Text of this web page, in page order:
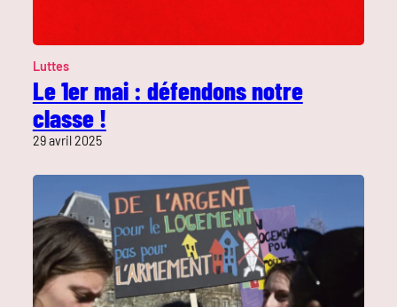
Luttes
Le 1er mai : défendons notre
classe !
29 avril 2025